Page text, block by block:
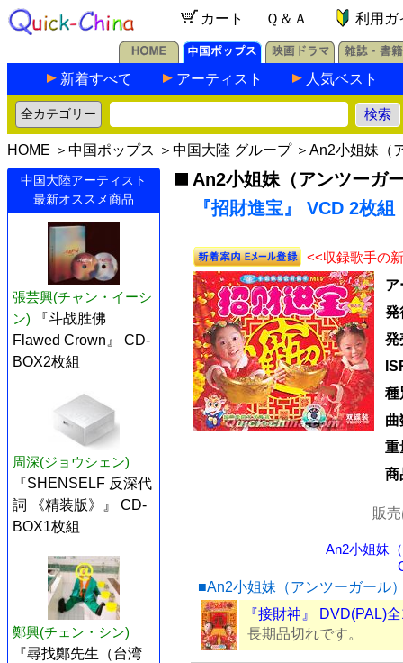
カート Ｑ＆Ａ 利用ガ
新着すべて アーティスト 人気ベスト
HOME ＞ 中国ポップス ＞ 中国大陸 グループ＞ An2小姐妹（
中国大陸アーティスト
最新オススメ商品
張芸興(チャン・イーシ
ン)
『斗战胜佛
Flawed Crown』 CD-
BOX2枚組
周深(ジョウシェン)
『SHENSELF 反深代
詞 《精装版》』 CD-
BOX1枚組
鄭興(チェン・シン)
『尋找鄭先生（台湾
An2小姐妹（アンツーガ
『招財進宝』 VCD 2枚組
<<収録歌手の
ア
発
発
種
曲
重
商
販
An2小姐妹
■An2小姐妹（アンツーガール
『接財神』 DVD(PAL)
長期品切れです。